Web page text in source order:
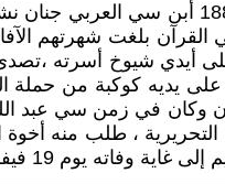
ولد بنڨاوس سنة 1880 أبن
القرآن بلغت شهرتهم
شيوخ أسرته ،تصدى
يديه كوكبة من حملة
وكان في زمن سي عبد
التحريرية ، طلب منه
وفاته يوم 19 فيفري 1965 .